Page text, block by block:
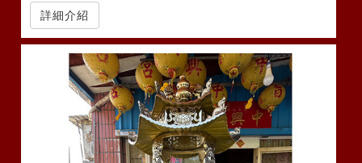
詳細介紹